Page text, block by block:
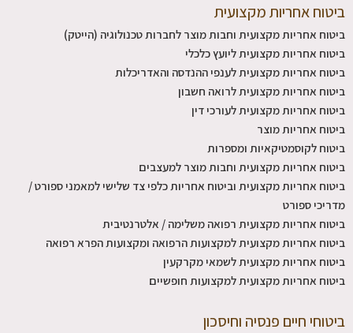
ביטוח אחריות מקצועית
ביטוח אחריות מקצועית וחבות מוצר לחברות טכנולוגיה (הייטק)
ביטוח אחריות מקצועית ליועץ כלכלי
ביטוח אחריות מקצועית לענפי ההנדסה והאדריכלות
ביטוח אחריות מקצועית לרואה חשבון
ביטוח אחריות מקצועית לעורכי דין
ביטוח אחריות מוצר
ביטוח לקוסמטיקאיות ומספרות
ביטוח אחריות מקצועית וחבות מוצר למעצבים
ביטוח אחריות מקצועית וביטוח אחריות כלפי צד שלישי למאמני ספורט /
מדריכי ספורט
ביטוח אחריות מקצועית רפואה משלימה / אלטרנטיבית
ביטוח אחריות מקצועית למקצועות הרפואה ומקצועות הפרא רפואה
ביטוח אחריות מקצועית לשמאי מקרקעין
ביטוח אחריות מקצועית למקצועות חופשיים
ביטוחי חיים פנסיה וחיסכון